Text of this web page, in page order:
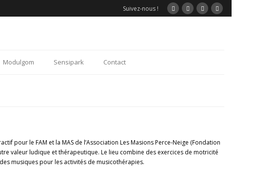
Suivez-nous !
Modulgom Sensipark Contact
pour le FAM et la MAS de l’Association Les Masions Perce-Neige (Fondation
valeur ludique et thérapeutique. Le lieu combine des exercices de motricité
musiques pour les activités de musicothérapies.